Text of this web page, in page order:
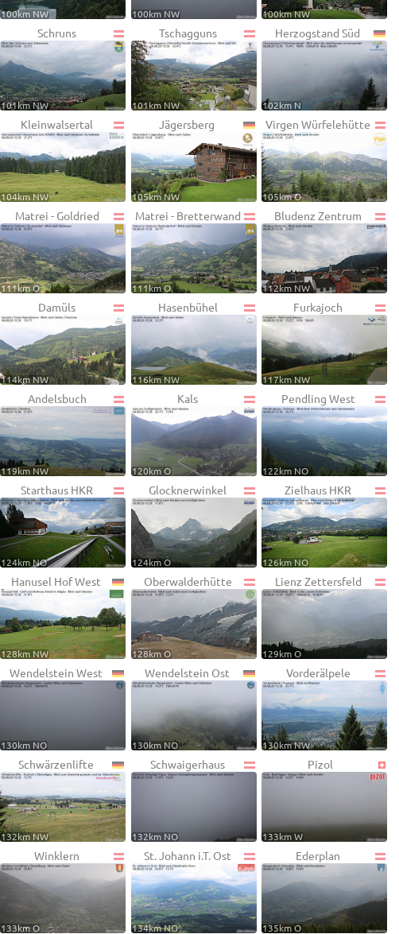
100km NW 100km NW 100km NW
Schruns
101km NW
Tschagguns
101km NW
Herzogstand Süd
102km N
Kleinwalsertal
104km NW
Jägersberg
105km NW
Virgen Würfelehütte
105km O
Matrei - Goldried
111km O
Matrei - Bretterwand
111km O
Bludenz Zentrum
112km NW
Damüls
114km NW
Hasenbühel
116km NW
Furkajoch
117km NW
Andelsbuch
119km NW
Kals
120km O
Pendling West
122km NO
Starthaus HKR
124km NO
Glocknerwinkel
124km O
Zielhaus HKR
126km NO
Hanusel Hof West
128km NW
Oberwalderhütte
128km O
Lienz Zettersfeld
129km O
Wendelstein West
130km NO
Wendelstein Ost
130km NO
Vorderälpele
130km NW
Schwärzenlifte
132km NW
Schwaigerhaus
132km NO
Pizol
133km W
Winklern
133km O
St. Johann i.T. Ost
134km NO
Ederplan
135km O